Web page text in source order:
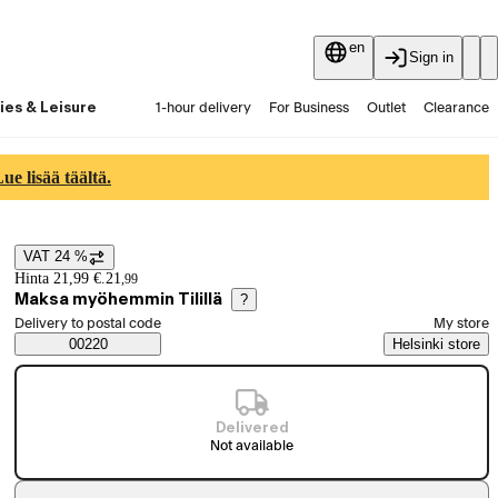
en
Sign in
& Leisure 1-hour delivery For Business Outlet Clearance
lisää täältä.
Price details
VAT 24 %
Hinta 21,99 €. 21,99
Maksa myöhemmin Tilillä ?
Saatavuustiedot
Select order method
Delivery to postal code
00220
My store
Helsinki store
Delivered
Not available